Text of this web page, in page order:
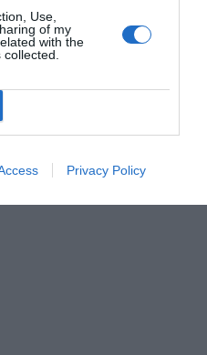
Use,
of my
with the
Privacy Policy